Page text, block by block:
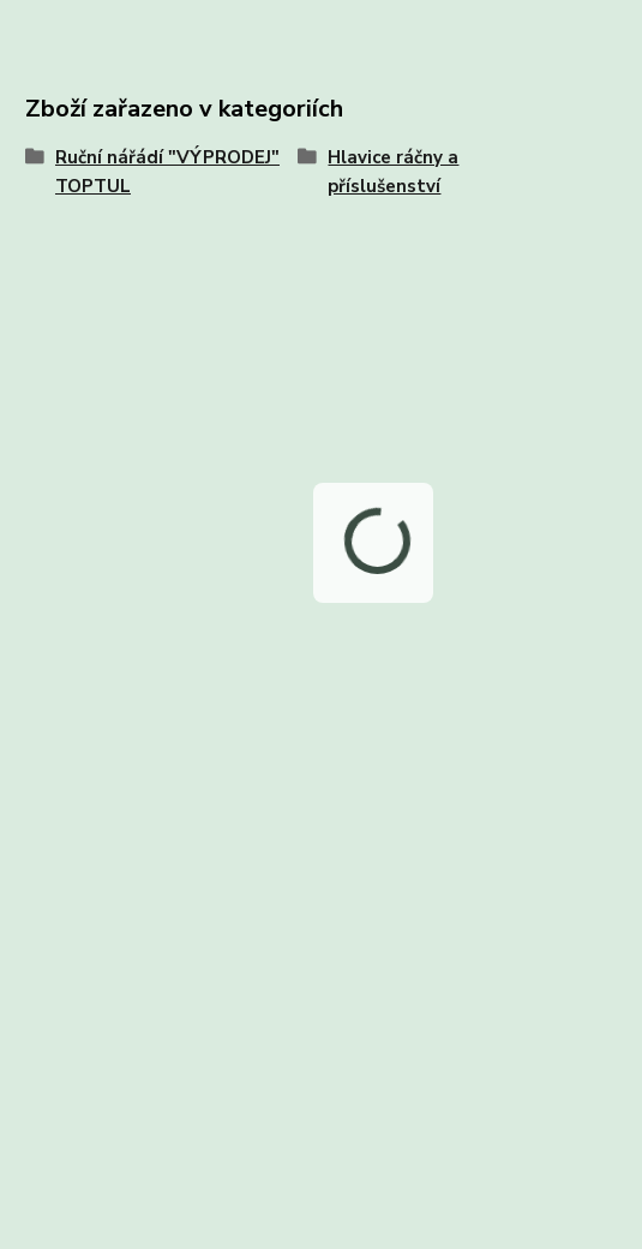
Zboží zařazeno v kategoriích
Ruční nářádí "VÝPRODEJ"
TOPTUL
Hlavice ráčny a
příslušenství